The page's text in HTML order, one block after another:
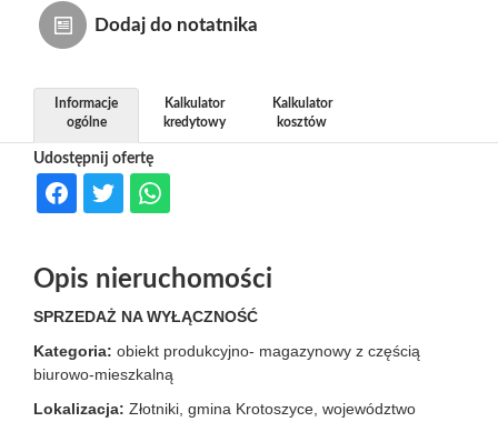
Dodaj do notatnika
Udostępnij ofertę
Informacje
ogólne
Kalkulator
kredytowy
Kalkulator
kosztów
Opis nieruchomości
SPRZEDAŻ NA WYŁĄCZNOŚĆ
Kategoria: obiekt produkcyjno- magazynowy z częścią
biurowo-mieszkalną
Lokalizacja: Złotniki, gmina Krotoszyce, województwo